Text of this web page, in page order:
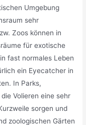
Umgebung
sehr
Zoos können in
für exotische
fast normales Leben
ein Eyecatcher in
In Parks,
Volieren eine sehr
sorgen und
zoologischen Gärten